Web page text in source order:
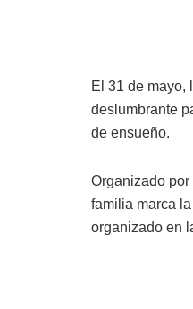
El 31 de mayo,
deslumbrante
de ensueño.
Organizado
familia marca
organizado en